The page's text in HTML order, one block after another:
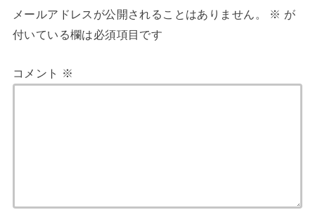
メールアドレスが公開されることはありません。 ※ が
付いている欄は必須項目です
コメント ※